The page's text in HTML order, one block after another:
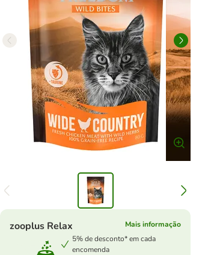
zooplus Relax
Mais informação
5% de desconto* em cada
encomenda